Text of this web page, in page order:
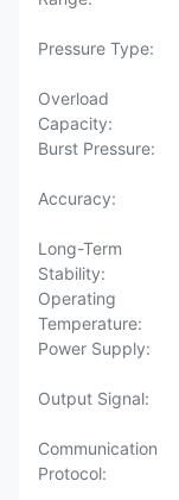
Pressure Type:
Overload
Capacity:
Burst Pressure:
Accuracy:
Long-Term
Stability:
Operating
Temperature:
Power Supply:
Output Signal:
Communication
Protocol: